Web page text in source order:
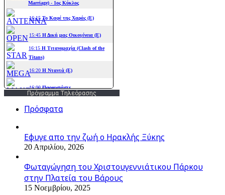
Πρόγραμμα Τηλεόρασης
Πρόσφατα
Εφυγε απο την ζωή o Ηρακλής Ξύκης
20 Απριλίου, 2026
Φωταγώγηση του Χριστουγεννιάτικου Πάρκου
στην Πλατεία του Βάρους
15 Νοεμβρίου, 2025